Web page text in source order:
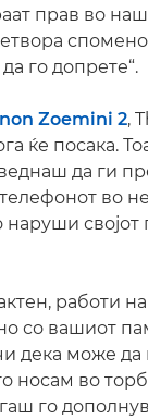
прав во
го допрете“.
Zoemini 2,
ќе посака.
веднаш да ги
во
наруши својот
работи
со вашиот
дека може да
носам во
го